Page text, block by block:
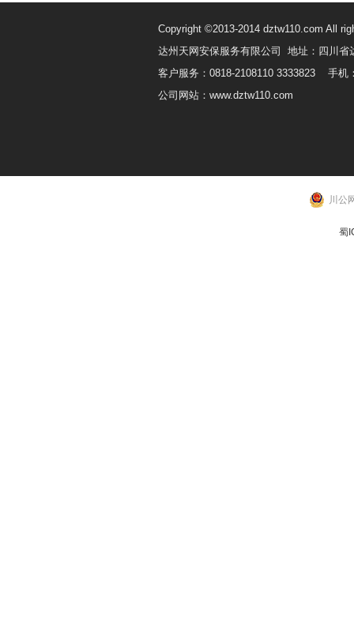
Copyright ©2013-2014 dztw110.com All
达州天网安保服务有限公司 地址：四川省
客户服务：0818-2108110 3333823 手机
公司网站：www.dztw110.com
川公
蜀